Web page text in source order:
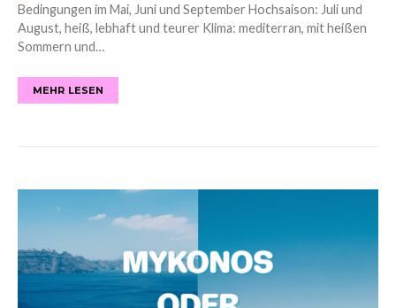
Bedingungen im Mai, Juni und September Hochsaison: Juli und
August, heiß, lebhaft und teurer Klima: mediterran, mit heißen
Sommern und…
MEHR LESEN